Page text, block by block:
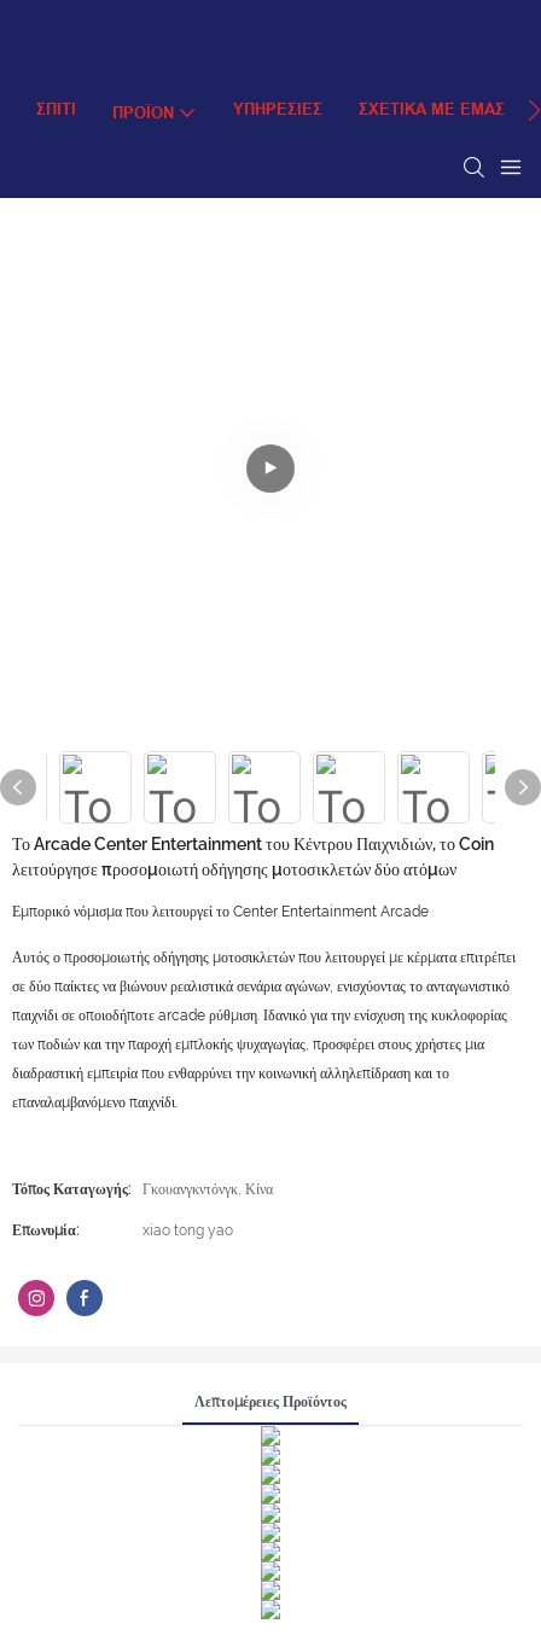
ΣΠΊΤΙ ΠΡΟΪΌΝ ΥΠΗΡΕΣΊΕΣ ΣΧΕΤΙΚΆ ΜΕ ΕΜΆΣ
Το Arcade Center Entertainment του Κέντρου Παιχνιδιών, το Coin
λειτούργησε προσομοιωτή οδήγησης μοτοσικλετών δύο ατόμων
Εμπορικό νόμισμα που λειτουργεί το Center Entertainment Arcade
Αυτός ο προσομοιωτής οδήγησης μοτοσικλετών που λειτουργεί με κέρματα επιτρέπει
σε δύο παίκτες να βιώνουν ρεαλιστικά σενάρια αγώνων, ενισχύοντας το ανταγωνιστικό
παιχνίδι σε οποιοδήποτε arcade ρύθμιση. Ιδανικό για την ενίσχυση της κυκλοφορίας
των ποδιών και την παροχή εμπλοκής ψυχαγωγίας, προσφέρει στους χρήστες μια
διαδραστική εμπειρία που ενθαρρύνει την κοινωνική αλληλεπίδραση και το
επαναλαμβανόμενο παιχνίδι.
Τόπος Καταγωγής: Γκουανγκντόνγκ, Κίνα
Επωνυμία: xiao tong yao
Λεπτομέρειες Προϊόντος